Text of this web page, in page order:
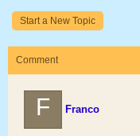
Start a New Topic
Comment
F Franco